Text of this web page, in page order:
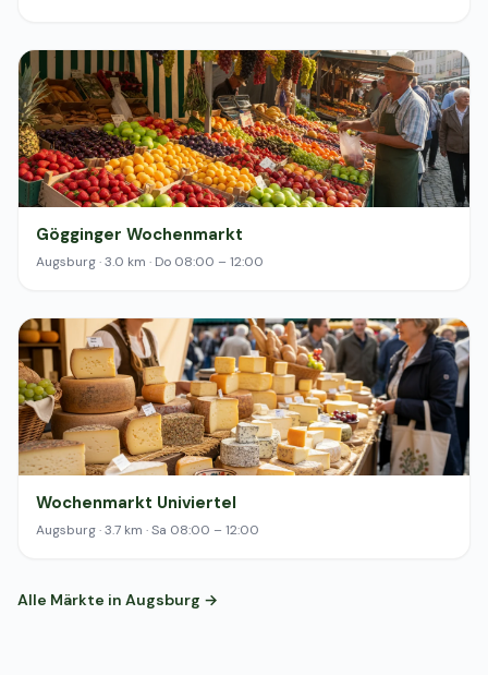
Gögginger Wochenmarkt
Augsburg · 3.0 km · Do 08:00 – 12:00
Wochenmarkt Univiertel
Augsburg · 3.7 km · Sa 08:00 – 12:00
Alle Märkte in Augsburg →